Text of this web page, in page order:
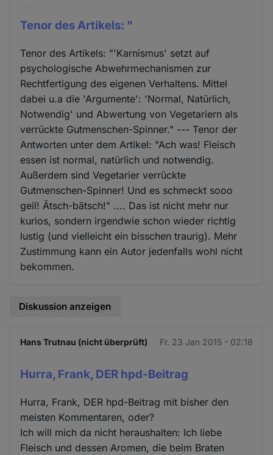
Tenor des Artikels: "
Tenor des Artikels: "'Karnismus' setzt auf
psychologische Abwehrmechanismen zur
Rechtfertigung des eigenen Verhaltens. Mittel
dabei u.a die 'Argumente': 'Normal, Natürlich,
Notwendig' und Abwertung von Vegetariern als
verrückte Gutmenschen-Spinner." --- Tenor der
Antworten unter dem Artikel: "Ach was! Fleisch
essen ist normal, natürlich und notwendig.
Außerdem sind Vegetarier verrückte
Gutmenschen-Spinner! Und es schmeckt sooo
geil! Ätsch-bätsch!" .... Das ist nicht mehr nur
kurios, sondern irgendwie schon wieder richtig
lustig (und vielleicht ein bisschen traurig). Mehr
Zustimmung kann ein Autor jedenfalls wohl nicht
bekommen.
Diskussion anzeigen
Hans Trutnau (nicht überprüft) Fr. 23 Jan 2015 - 02:18
Hurra, Frank, DER hpd-Beitrag
Hurra, Frank, DER hpd-Beitrag mit bisher den
meisten Kommentaren, oder?
Ich will mich da nicht heraushalten: Ich liebe
Fleisch und dessen Aromen, die beim Braten